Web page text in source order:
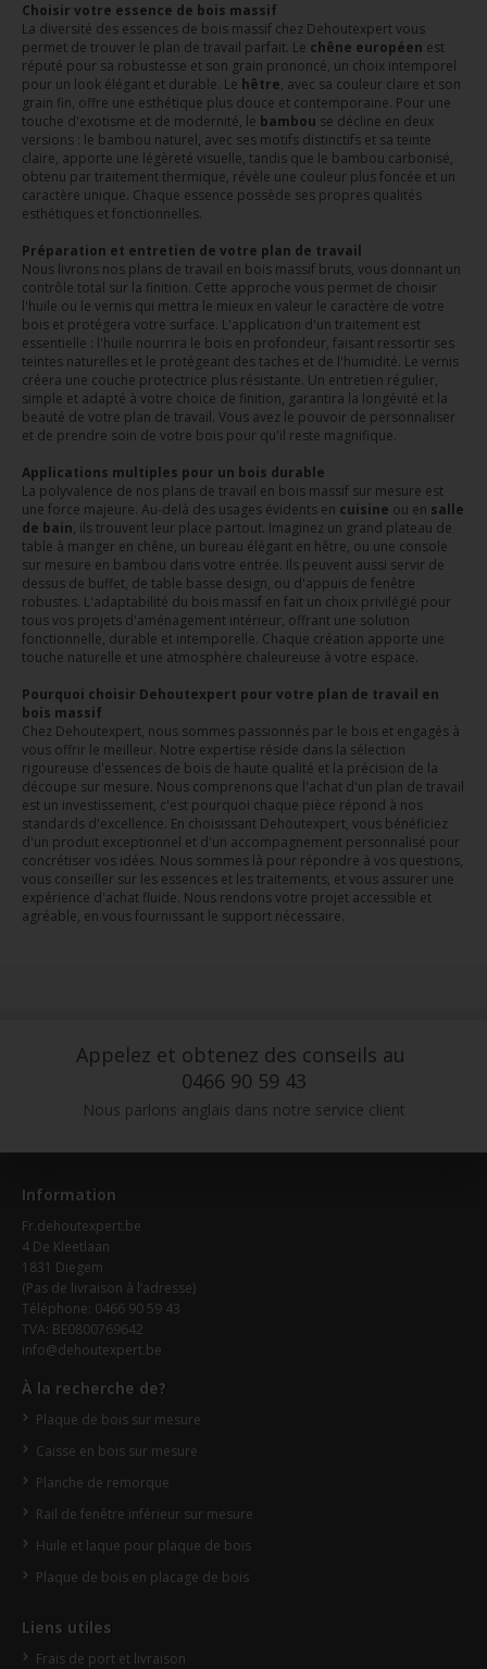
Choisir votre essence de bois massif
La diversité des essences de bois massif chez Dehoutexpert vous
permet de trouver le plan de travail parfait. Le chêne européen est
réputé pour sa robustesse et son grain prononcé, un choix intemporel
pour un look élégant et durable. Le hêtre, avec sa couleur claire et son
grain fin, offre une esthétique plus douce et contemporaine. Pour une
touche d'exotisme et de modernité, le bambou se décline en deux
versions : le bambou naturel, avec ses motifs distinctifs et sa teinte
claire, apporte une légèreté visuelle, tandis que le bambou carbonisé,
obtenu par traitement thermique, révèle une couleur plus foncée et un
caractère unique. Chaque essence possède ses propres qualités
esthétiques et fonctionnelles.
Préparation et entretien de votre plan de travail
Nous livrons nos plans de travail en bois massif bruts, vous donnant un
contrôle total sur la finition. Cette approche vous permet de choisir
l'huile ou le vernis qui mettra le mieux en valeur le caractère de votre
bois et protégera votre surface. L'application d'un traitement est
essentielle : l'huile nourrira le bois en profondeur, faisant ressortir ses
teintes naturelles et le protégeant des taches et de l'humidité. Le vernis
créera une couche protectrice plus résistante. Un entretien régulier,
simple et adapté à votre choice de finition, garantira la longévité et la
beauté de votre plan de travail. Vous avez le pouvoir de personnaliser
et de prendre soin de votre bois pour qu'il reste magnifique.
Applications multiples pour un bois durable
La polyvalence de nos plans de travail en bois massif sur mesure est
une force majeure. Au-delà des usages évidents en cuisine ou en salle
de bain, ils trouvent leur place partout. Imaginez un grand plateau de
table à manger en chêne, un bureau élégant en hêtre, ou une console
sur mesure en bambou dans votre entrée. Ils peuvent aussi servir de
dessus de buffet, de table basse design, ou d'appuis de fenêtre
robustes. L'adaptabilité du bois massif en fait un choix privilégié pour
tous vos projets d'aménagement intérieur, offrant une solution
fonctionnelle, durable et intemporelle. Chaque création apporte une
touche naturelle et une atmosphère chaleureuse à votre espace.
Pourquoi choisir Dehoutexpert pour votre plan de travail en
bois massif
Chez Dehoutexpert, nous sommes passionnés par le bois et engagés à
vous offrir le meilleur. Notre expertise réside dans la sélection
rigoureuse d'essences de bois de haute qualité et la précision de la
découpe sur mesure. Nous comprenons que l'achat d'un plan de travail
est un investissement, c'est pourquoi chaque pièce répond à nos
standards d'excellence. En choisissant Dehoutexpert, vous bénéficiez
d'un produit exceptionnel et d'un accompagnement personnalisé pour
concrétiser vos idées. Nous sommes là pour répondre à vos questions,
vous conseiller sur les essences et les traitements, et vous assurer une
expérience d'achat fluide. Nous rendons votre projet accessible et
agréable, en vous fournissant le support nécessaire.
Appelez et obtenez des conseils au
0466 90 59 43
Nous parlons anglais dans notre service client
Information
Fr.dehoutexpert.be
4 De Kleetlaan
1831 Diegem
(Pas de livraison à l’adresse)
Téléphone: 0466 90 59 43
TVA: BE0800769642
info@dehoutexpert.be
À la recherche de?
Plaque de bois sur mesure
Caisse en bois sur mesure
Planche de remorque
Rail de fenêtre inférieur sur mesure
Huile et laque pour plaque de bois
Plaque de bois en placage de bois
Liens utiles
Frais de port et livraison